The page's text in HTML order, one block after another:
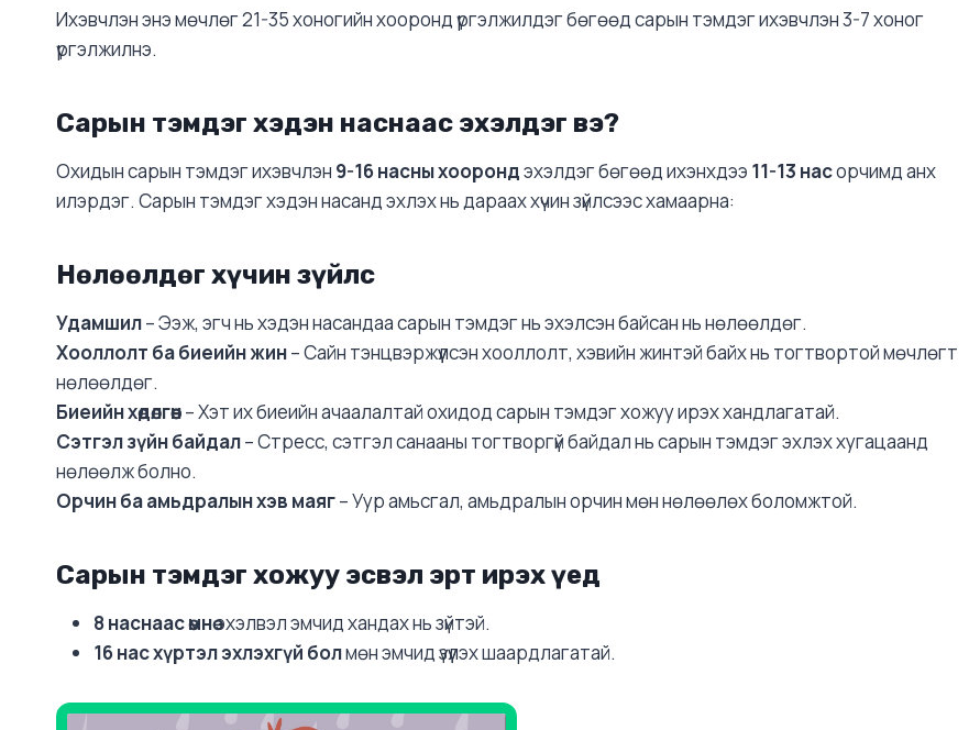
Ихэвчлэн энэ мөчлөг 21-35 хоногийн хооронд үргэлжилдэг бөгөөд сарын тэмдэг ихэвчлэн 3-7 хоног
үргэлжилнэ.
Сарын тэмдэг хэдэн наснаас эхэлдэг вэ?
Охидын сарын тэмдэг ихэвчлэн 9-16 насны хоорондэхэлдэг бөгөөд ихэнхдээ 11-13 насорчимд анх
илэрдэг. Сарын тэмдэг хэдэн насанд эхлэх нь дараах хүчин зүйлсээс хамаарна:
Нөлөөлдөг хүчин зүйлс
Удамшил– Ээж, эгч нь хэдэн насандаа сарын тэмдэг нь эхэлсэн байсан нь нөлөөлдөг.
Хооллолт ба биеийн жин– Сайн тэнцвэржүүлсэн хооллолт, хэвийн жинтэй байх нь тогтвортой мөчлөгт
нөлөөлдөг.
Биеийн хөдөлгөөн– Хэт их биеийн ачаалалтай охидод сарын тэмдэг хожуу ирэх хандлагатай.
Сэтгэл зүйн байдал– Стресс, сэтгэл санааны тогтворгүй байдал нь сарын тэмдэг эхлэх хугацаанд
нөлөөлж болно.
Орчин ба амьдралын хэв маяг– Уур амьсгал, амьдралын орчин мөн нөлөөлөх боломжтой.
Сарын тэмдэг хожуу эсвэл эрт ирэх үед
8 наснаас өмнөэхэлвэл эмчид хандах нь зүйтэй.
16 нас хүртэл эхлэхгүй болмөн эмчид үзүүлэх шаардлагатай.